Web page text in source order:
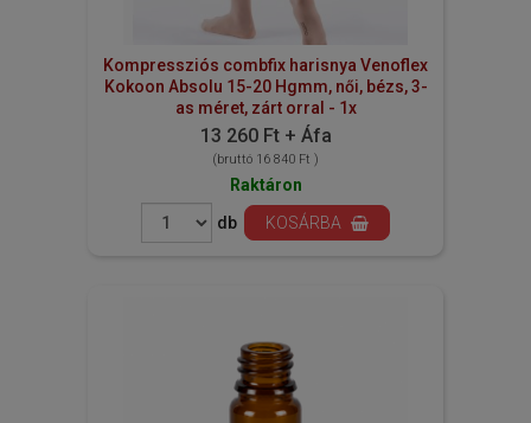
Kompressziós combfix harisnya Venoflex
Kokoon Absolu 15-20 Hgmm, női, bézs, 3-
as méret, zárt orral - 1x
13 260 Ft + Áfa
(bruttó 16 840 Ft )
Raktáron
db
KOSÁRBA